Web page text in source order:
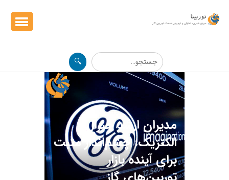
🔍
مدیران ارشد جنرال
‌الکتریک: چشم‌انداز مثبت
برای آینده بازار